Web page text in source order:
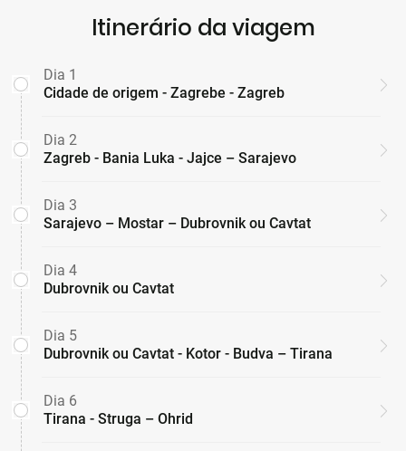
Itinerário da viagem
Dia 1
Cidade de origem - Zagrebe - Zagreb
Dia 2
Zagreb - Bania Luka - Jajce – Sarajevo
Dia 3
Sarajevo – Mostar – Dubrovnik ou Cavtat
Dia 4
Dubrovnik ou Cavtat
Dia 5
Dubrovnik ou Cavtat - Kotor - Budva – Tirana
Dia 6
Tirana - Struga – Ohrid